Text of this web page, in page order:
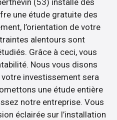
une étude gratuite des
l’orientation de votre
alentours sont
Grâce à ceci, vous
Nous vous disons
votre investissement sera
une étude entière
notre entreprise. Vous
éclairée sur l’installation